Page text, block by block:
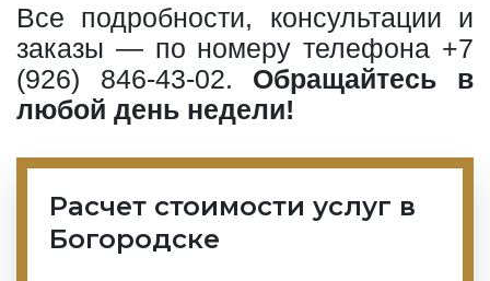
Все подробности, консультации и
заказы — по номеру телефона +7
(926) 846-43-02. Обращайтесь в
любой день недели!
Расчет стоимости услуг в
Богородске